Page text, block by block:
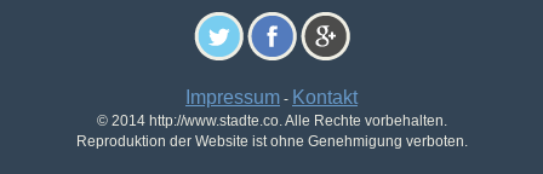
Impressum - Kontakt
© 2014 http://www.stadte.co. Alle Rechte vorbehalten.
Reproduktion der Website ist ohne Genehmigung verboten.